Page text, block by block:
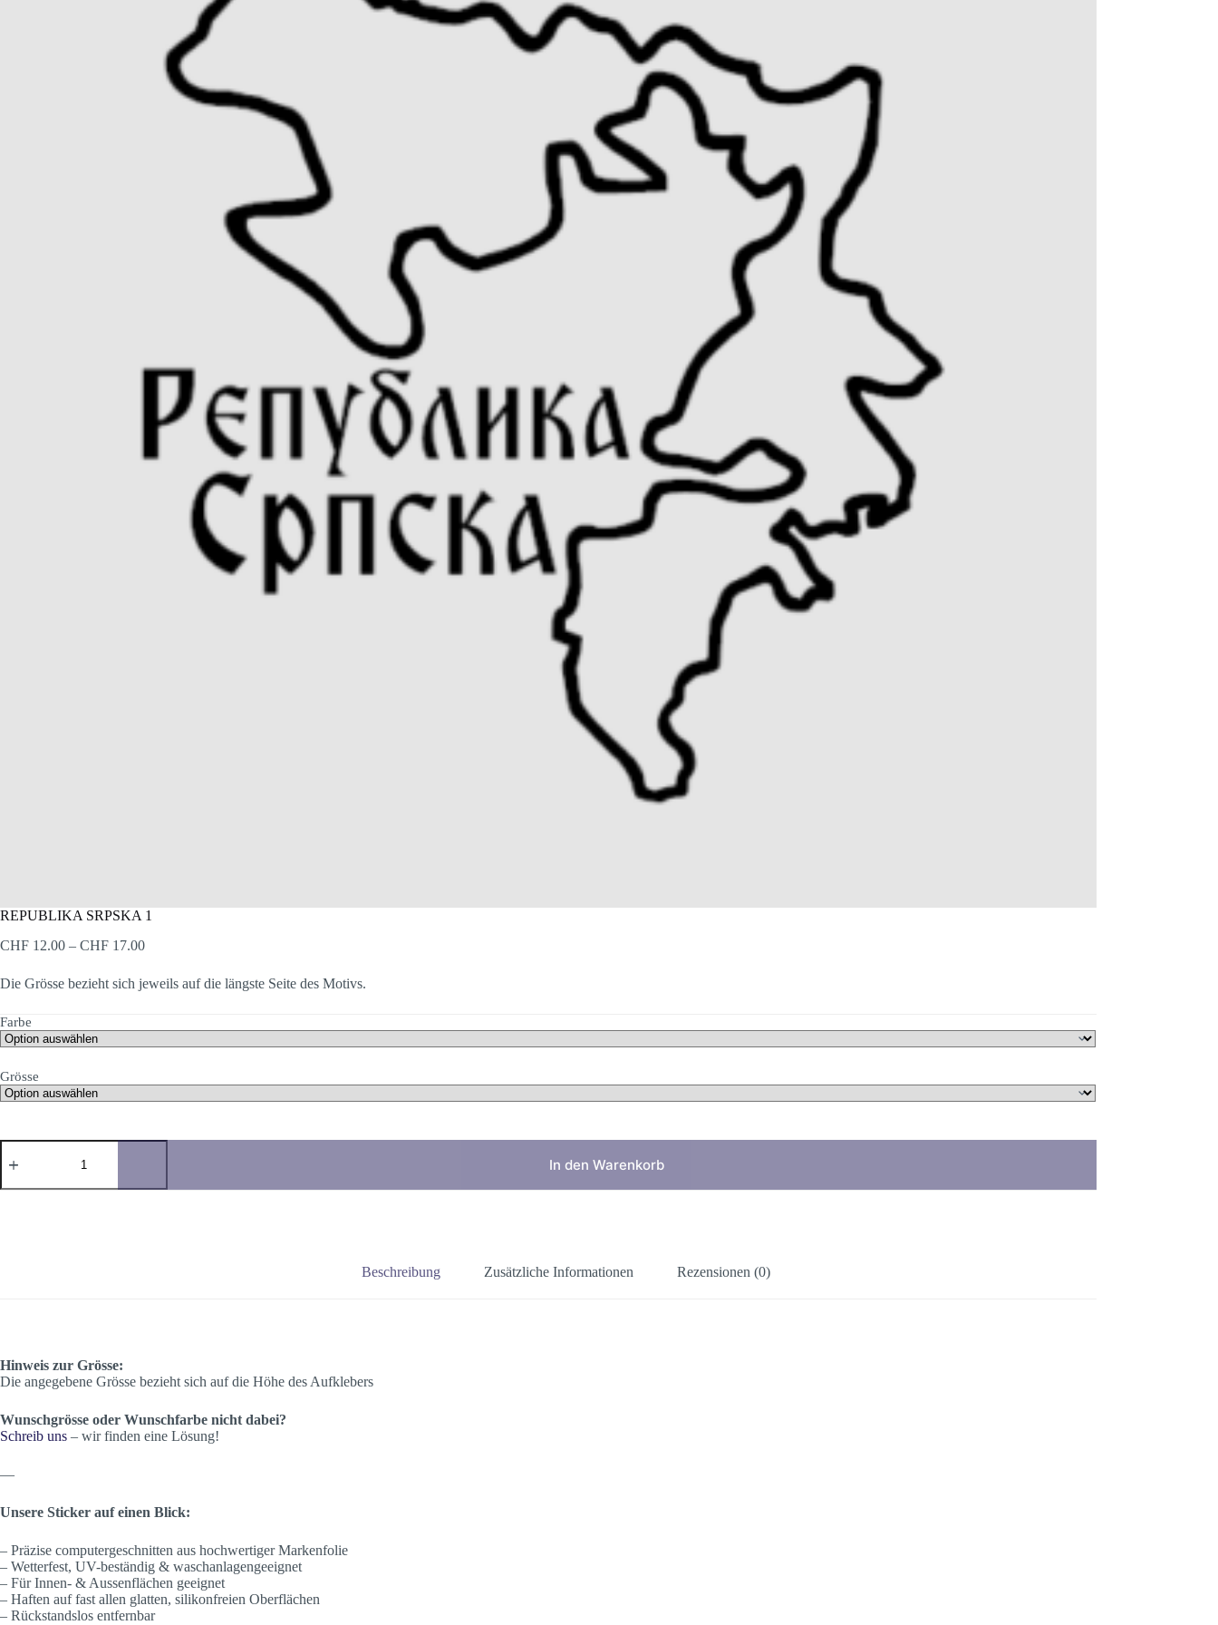
REPUBLIKA SRPSKA 1
CHF 12.00 – CHF 17.00Preisspanne:
CHF 17.00
Die Grösse bezieht sich jeweils auf die längste Seite des Motivs.
Farbe
Grösse
REPUBLIKA
SRPSKA
Menge
In den Warenkorb
Beschreibung Zusätzliche Informationen Rezensionen (0)
Hinweis zur Grösse:
Die angegebene Grösse bezieht sich auf die Höhe des Aufklebers
Wunschgrösse oder Wunschfarbe nicht dabei?
Schreib uns – wir finden eine Lösung!
—
Unsere Sticker auf einen Blick:
– Präzise computergeschnitten aus hochwertiger Markenfolie
– Wetterfest, UV-beständig & waschanlagengeeignet
– Für Innen- & Aussenflächen geeignet
– Haften auf fast allen glatten, silikonfreien Oberflächen
– Rückstandslos entfernbar